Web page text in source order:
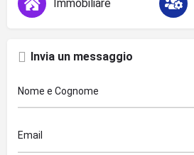
Immobiliare
Invia un messaggio